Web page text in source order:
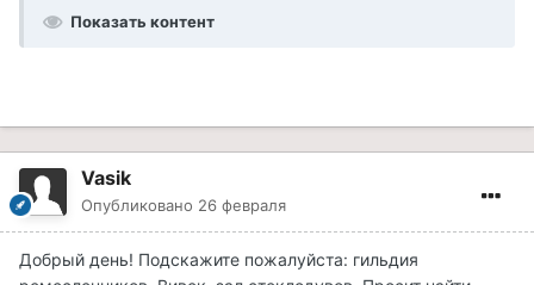
Показать контент
Vasik
Опубликовано 26 февраля
Добрый день! Подскажите пожалуйста: гильдия